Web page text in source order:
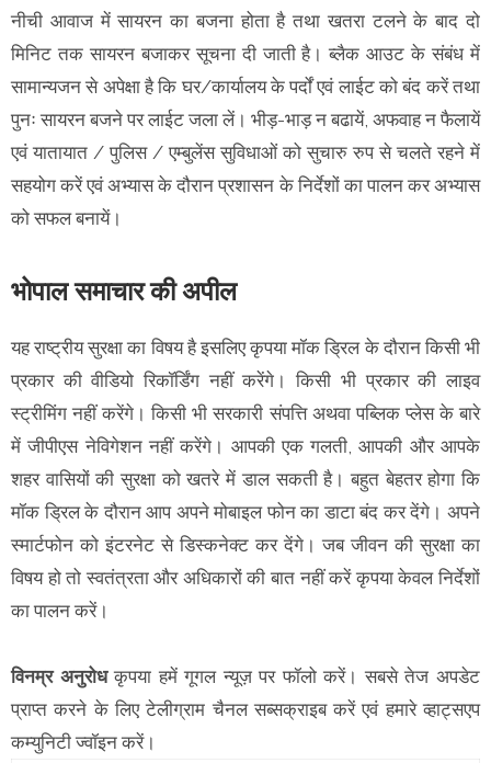
नीची आवाज में सायरन का बजना होता है तथा खतरा टलने के बाद दो
मिनिट तक सायरन बजाकर सूचना दी जाती है। ब्लैक आउट के संबंध में
सामान्यजन से अपेक्षा है कि घर/कार्यालय के पर्दों एवं लाईट को बंद करें तथा
पुनः सायरन बजने पर लाईट जला लें। भीड़-भाड़ न बढायें, अफवाह न फैलायें
एवं यातायात / पुलिस / एम्बुलेंस सुविधाओं को सुचारु रुप से चलते रहने में
सहयोग करें एवं अभ्यास के दौरान प्रशासन के निर्देशों का पालन कर अभ्यास
को सफल बनायें।
भोपाल समाचार की अपील
यह राष्ट्रीय सुरक्षा का विषय है इसलिए कृपया मॉक ड्रिल के दौरान किसी भी
प्रकार की वीडियो रिकॉर्डिंग नहीं करेंगे। किसी भी प्रकार की लाइव
स्ट्रीमिंग नहीं करेंगे। किसी भी सरकारी संपत्ति अथवा पब्लिक प्लेस के बारे
में जीपीएस नेविगेशन नहीं करेंगे। आपकी एक गलती, आपकी और आपके
शहर वासियों की सुरक्षा को खतरे में डाल सकती है। बहुत बेहतर होगा कि
मॉक ड्रिल के दौरान आप अपने मोबाइल फोन का डाटा बंद कर देंगे। अपने
स्मार्टफोन को इंटरनेट से डिस्कनेक्ट कर देंगे। जब जीवन की सुरक्षा का
विषय हो तो स्वतंत्रता और अधिकारों की बात नहीं करें कृपया केवल निर्देशों
का पालन करें।
विनम्र अनुरोधकृपया हमें गूगल न्यूज़ पर फॉलो करें। सबसे तेज अपडेट
प्राप्त करने के लिए टेलीग्राम चैनल सब्सक्राइब करें एवं हमारे व्हाट्सएप
कम्युनिटी ज्वॉइन करें।